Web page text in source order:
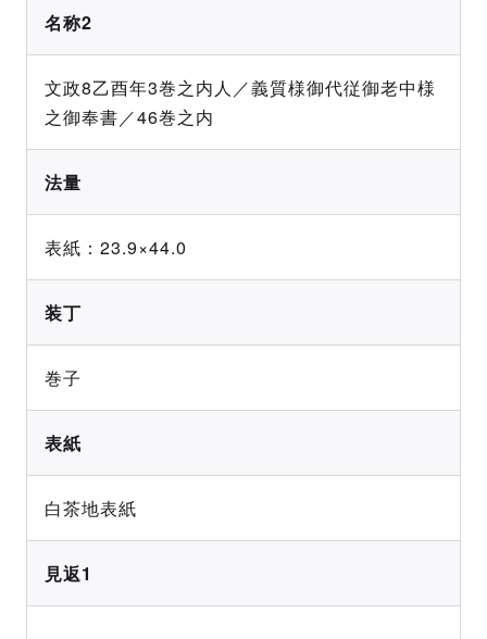
名称2
文政8乙酉年3巻之内人／義質様御代従御老中様
之御奉書／46巻之内
法量
表紙：23.9×44.0
装丁
巻子
表紙
白茶地表紙
見返1